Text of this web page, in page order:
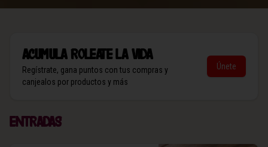
AcumulaRoleate la vida
Regístrate, gana puntos con tus compras y
canjealos por productos y más
Únete
Entradas